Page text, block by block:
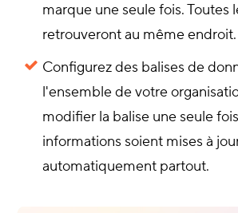
marque une seule fois. Toutes
retrouveront au même endroit.
Configurez des balises de
l'ensemble de votre
modifier la balise une seule
informations soient mises à
automatiquement partout.